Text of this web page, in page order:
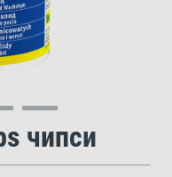
чипси